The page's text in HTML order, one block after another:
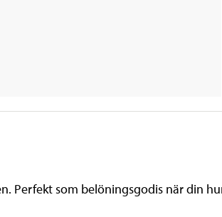
Perfekt som belöningsgodis när din